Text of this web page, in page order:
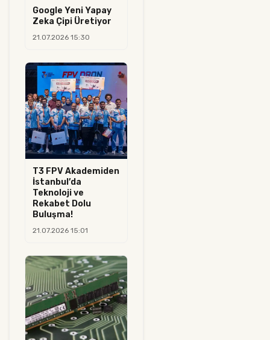
Google Yeni Yapay
Zeka Çipi Üretiyor
21.07.2026 15:30
T3 FPV Akademiden
İstanbul’da
Teknoloji ve
Rekabet Dolu
Buluşma!
21.07.2026 15:01